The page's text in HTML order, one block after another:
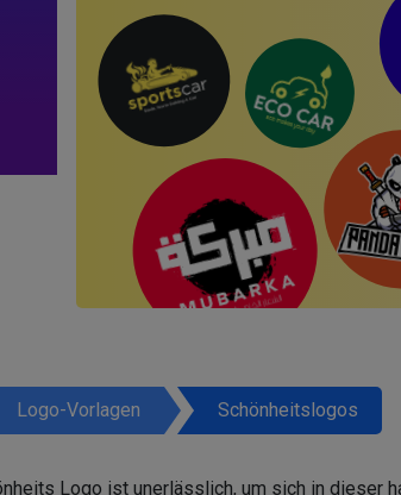
Logo-Vorlagen Schönheitslogos
Logo ist unerlässlich, um sich in dieser